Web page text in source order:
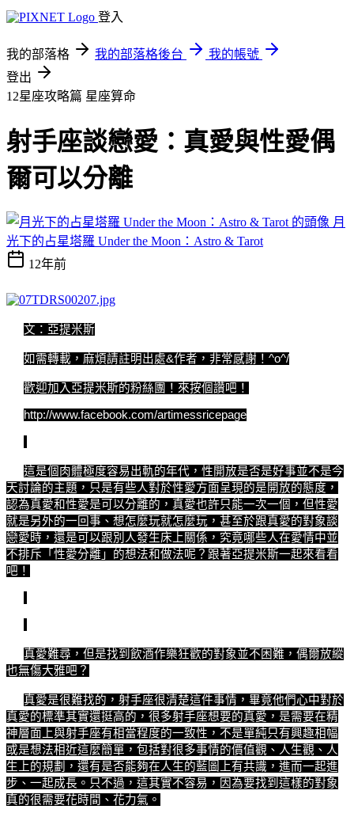
登入
我的部落格 我的部落格後台
我的帳號
登出
12星座攻略篇 星座算命
射手座談戀愛：真愛與性愛偶
爾可以分離
月
光下的占星塔羅 Under the Moon：Astro & Tarot
12年前
文：亞提米斯
如需轉載，麻煩請註明出處&作者，非常感謝！^o^/
歡迎加入亞提米斯的粉絲團！來按個讚吧！
http://www.facebook.com/artimessricepage
這是個肉體極度容易出軌的年代，性開放是否是好事並不是今
天討論的主題，只是有些人對於性愛方面呈現的是開放的態度，
認為真愛和性愛是可以分離的，真愛也許只能一次一個，但性愛
就是另外的一回事、想怎麼玩就怎麼玩，甚至於跟真愛的對象談
戀愛時，還是可以跟別人發生床上關係，究竟哪些人在愛情中並
不排斥「性愛分離」的想法和做法呢？跟著亞提米斯一起來看看
吧！
真愛難尋，但是找到飲酒作樂狂歡的對象並不困難，偶爾放縱
也無傷大雅吧？
真愛是很難找的，射手座很清楚這件事情，畢竟他們心中對於
真愛的標準其實還挺高的，很多射手座想要的真愛，是需要在精
神層面上與射手座有相當程度的一致性，不是單純只有興趣相幅
或是想法相近這麼簡單，包括對很多事情的價值觀、人生觀、人
生上的規劃，還有是否能夠在人生的藍圖上有共識，進而一起進
步、一起成長。只不過，這其實不容易，因為要找到這樣的對象
真的很需要花時間、花力氣。